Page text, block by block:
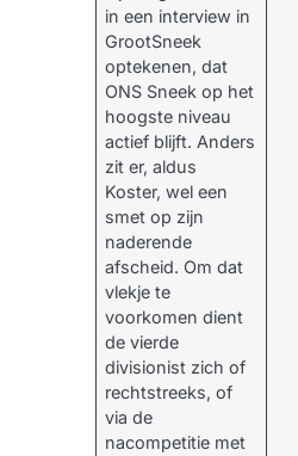
in een interview in
GrootSneek
optekenen, dat
ONS Sneek op het
hoogste niveau
actief blijft. Anders
zit er, aldus
Koster, wel een
smet op zijn
naderende
afscheid. Om dat
vlekje te
voorkomen dient
de vierde
divisionist zich of
rechtstreeks, of
via de
nacompetitie met